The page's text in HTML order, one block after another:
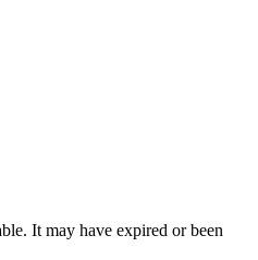
It may have expired or been